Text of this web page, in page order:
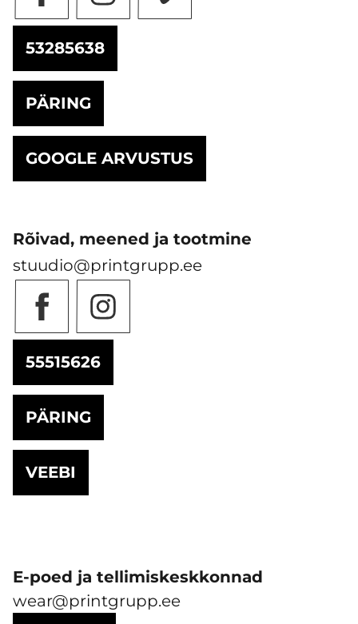
53285638
PÄRING
GOOGLE ARVUSTUS
Rõivad, meened ja tootmine
stuudio@printgrupp.ee
55515626
PÄRING
VEEBI
E-poed ja tellimiskeskkonnad
wear@printgrupp.ee